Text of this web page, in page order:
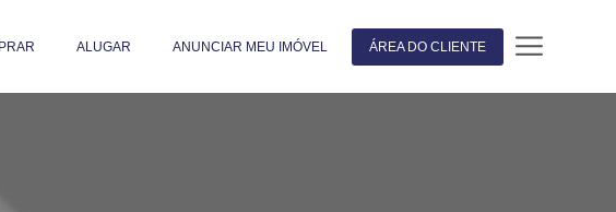
ALUGAR ANUNCIAR MEU IMÓVEL ÁREA DO CLIENTE